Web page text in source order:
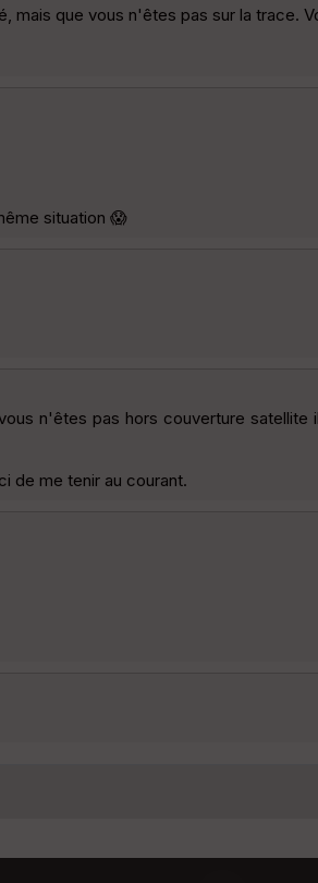
que vous n'êtes pas sur la trace.
situation 😱
n'êtes pas hors couverture
de me tenir au courant.